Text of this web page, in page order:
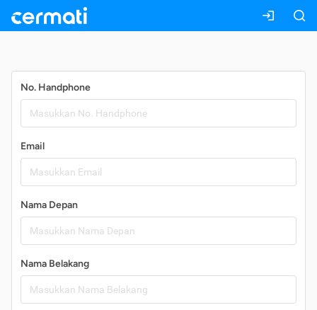
No. Handphone
Email
Nama Depan
Nama Belakang